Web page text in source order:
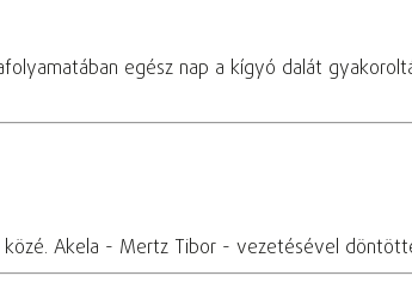
egész nap a kígyó dalát
Akela - Mertz Tibor - vezetésével